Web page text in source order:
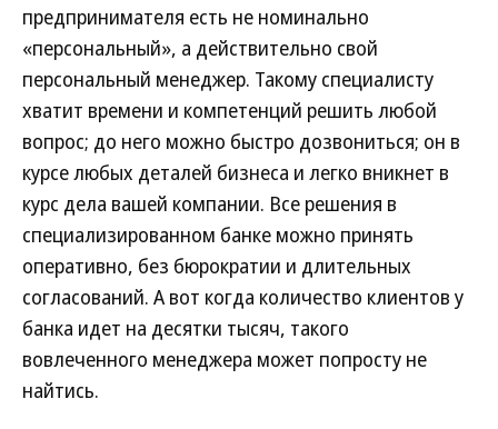
предпринимателя есть не номинально
«персональный», а действительно свой
персональный менеджер. Такому специалисту
хватит времени и компетенций решить любой
вопрос; до него можно быстро дозвониться; он в
курсе любых деталей бизнеса и легко вникнет в
курс дела вашей компании. Все решения в
специализированном банке можно принять
оперативно, без бюрократии и длительных
согласований. А вот когда количество клиентов у
банка идет на десятки тысяч, такого
вовлеченного менеджера может попросту не
найтись.